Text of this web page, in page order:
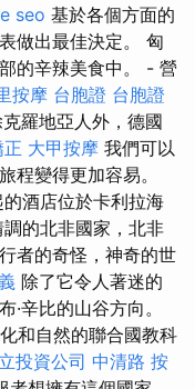
seo 基於各個方面的
做出最佳決定。 匈
的辛辣美食中。 - 營
按摩 台胞證 台胞證
羅地亞人外，德國
大甲按摩 我們可以
程變得更加容易。
酒店位於卡利拉海
的北非國家，北非
者的奇怪，神奇的世
除了它令人著迷的
辛比的山谷方向。
和自然的聯合國教科
投資公司 中清路 按